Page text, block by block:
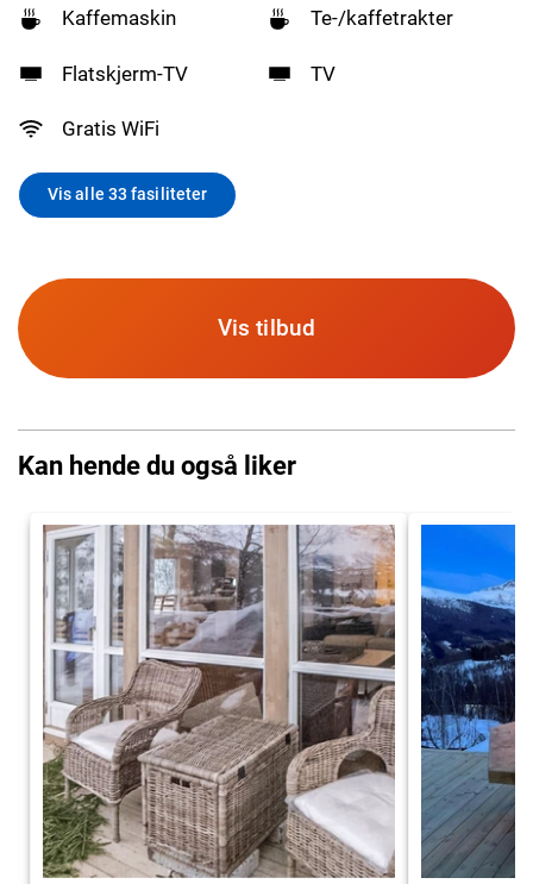
Kaffemaskin Te-/kaffetrakter
Flatskjerm-TV TV
Gratis WiFi
Vis alle 33 fasiliteter
Vis tilbud
Kan hende du også liker